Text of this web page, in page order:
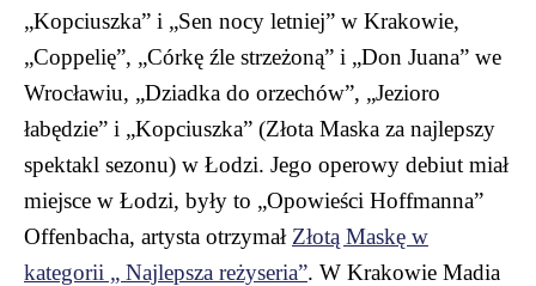
„Kopciuszka” i „Sen nocy letniej” w Krakowie,
„Coppelię”, „Córkę źle strzeżoną” i „Don Juana” we
Wrocławiu, „Dziadka do orzechów”, „Jezioro
łabędzie” i „Kopciuszka” (Złota Maska za najlepszy
spektakl sezonu) w Łodzi. Jego operowy debiut miał
miejsce w Łodzi, były to „Opowieści Hoffmanna”
Offenbacha, artysta otrzymał Złotą Maskę w
kategorii „ Najlepsza reżyseria”. W Krakowie Madia